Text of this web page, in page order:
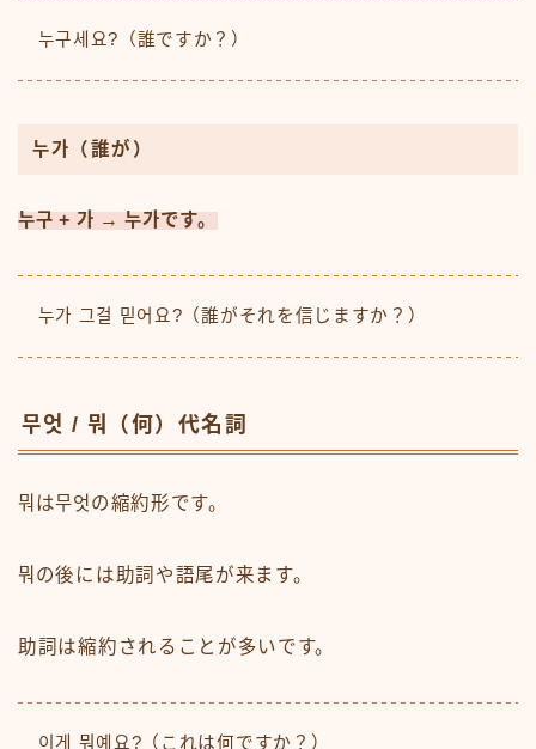
누구세요?（誰ですか？）
누가（誰が）
누구 + 가 → 누가です。
누가 그걸 믿어요?（誰がそれを信じますか？）
무엇 / 뭐（何）代名詞
뭐は무엇の縮約形です。
뭐の後には助詞や語尾が来ます。
助詞は縮約されることが多いです。
이게 뭐예요?（これは何ですか？）